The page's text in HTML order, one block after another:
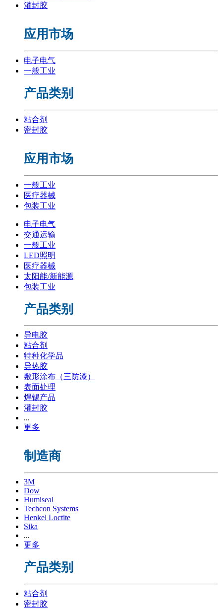
灌封胶
应用市场
电子电气
一般工业
产品类别
粘合剂
密封胶
应用市场
一般工业
医疗器械
包装工业
电子电气
交通运输
一般工业
LED照明
医疗器械
太阳能/新能源
包装工业
产品类别
导电胶
粘合剂
特种化学品
导热胶
敷形涂布（三防漆）
表面处理
焊锡产品
灌封胶
...
更多
制造商
3M
Dow
Humiseal
Techcon Systems
Henkel Loctite
Sika
...
更多
产品类别
粘合剂
密封胶